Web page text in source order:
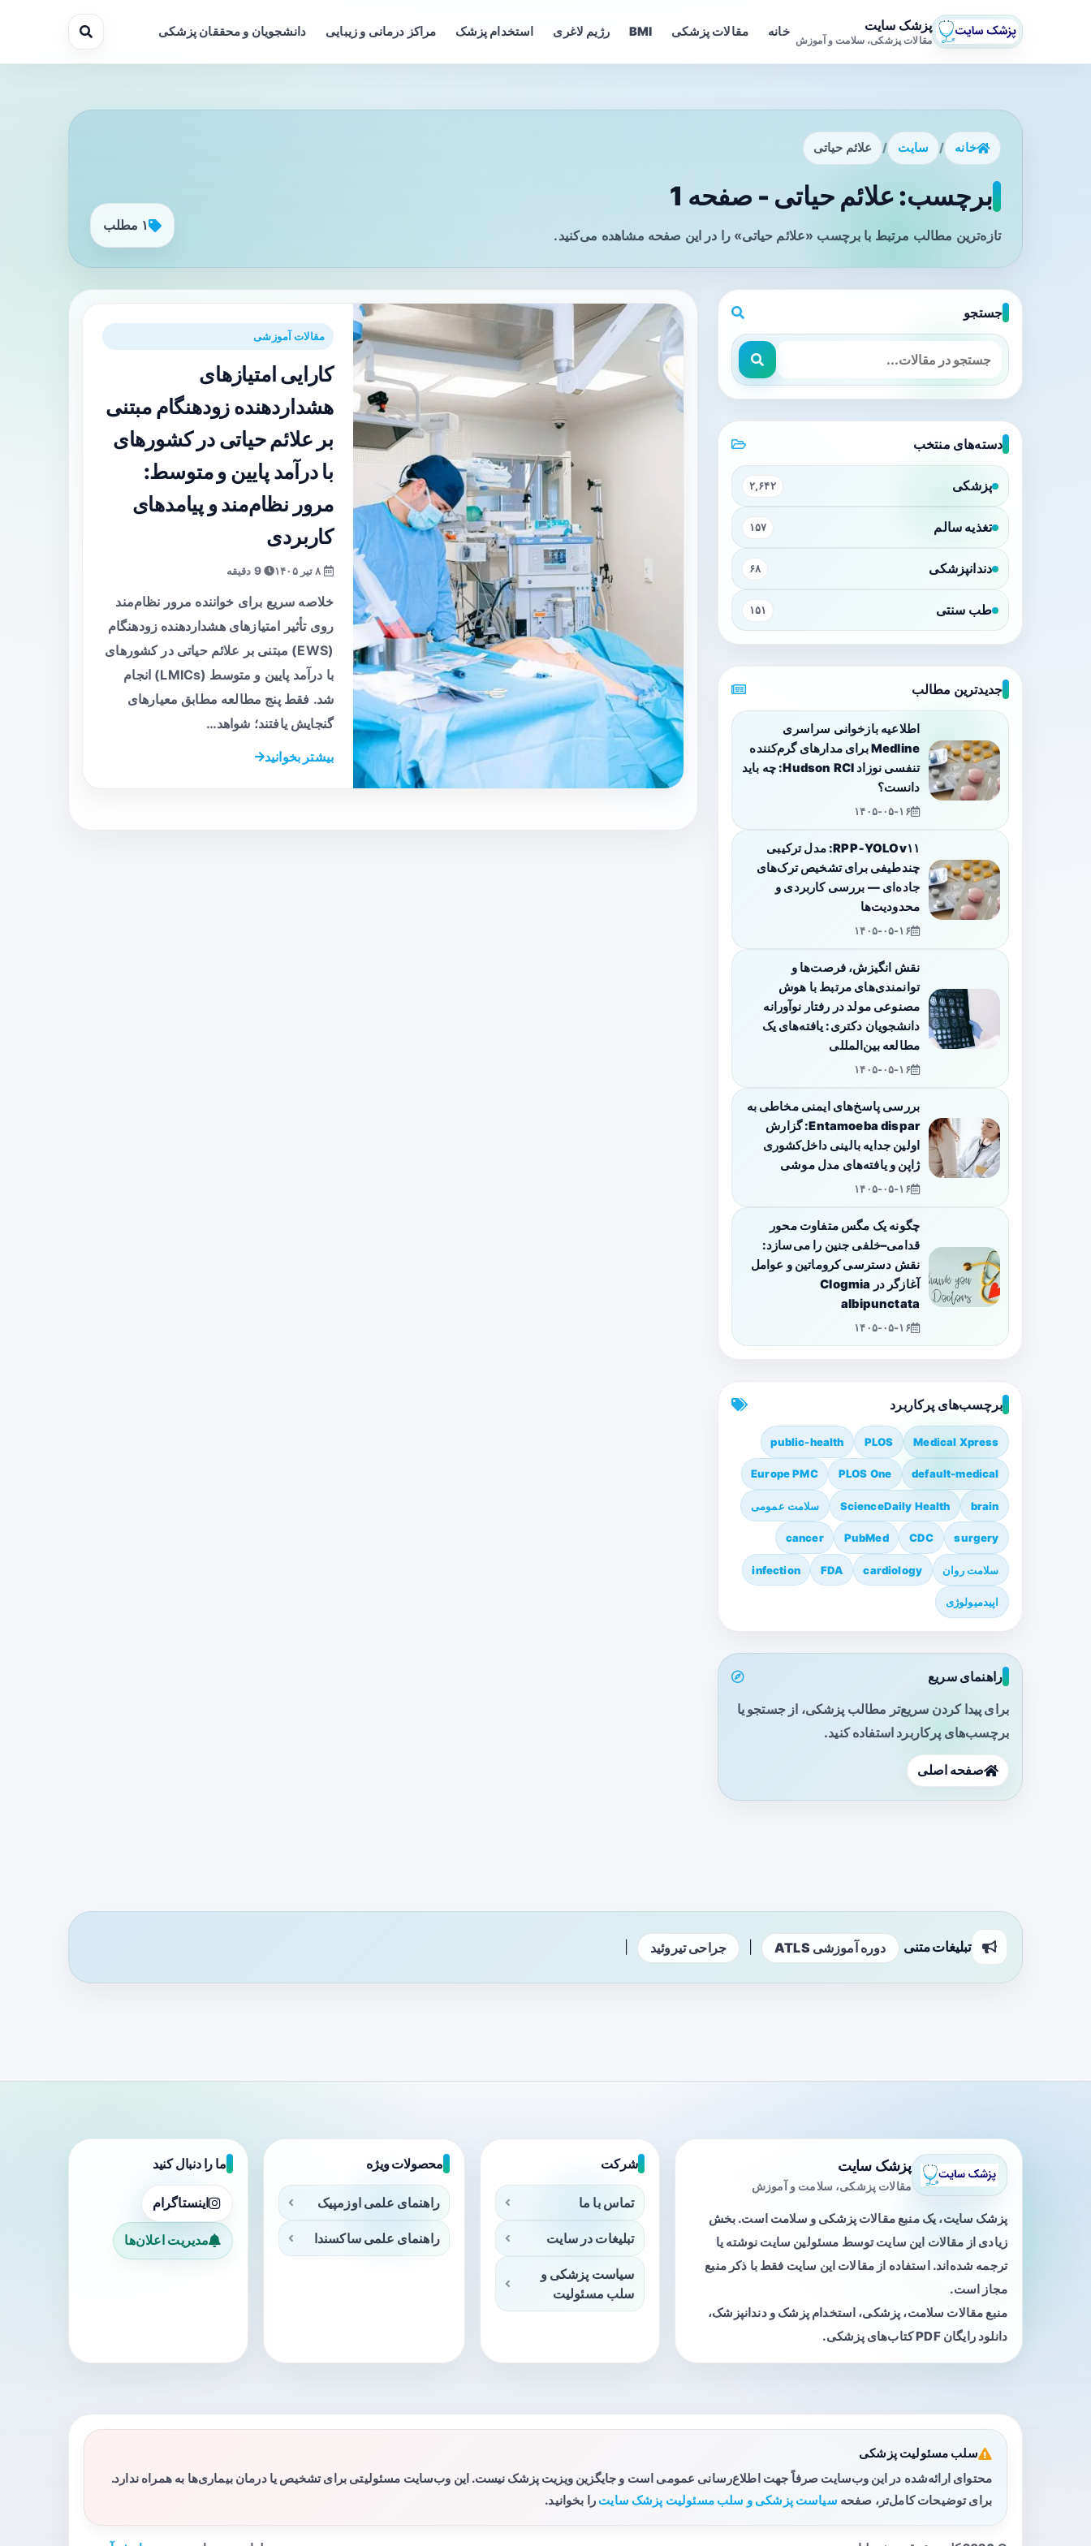
پزشک سایت
مقالات پزشکی، سلامت و آموزش
خانه مقالات پزشکی BMI رژیم لاغری استخدام پزشک مراکز درمانی و زیبایی دانشجویان و محققان پزشکی
خانه / سایت / علائم حیاتی
برچسب: علائم حیاتی - صفحه 1
تازه‌ترین مطالب مرتبط با برچسب «علائم حیاتی» را در این صفحه مشاهده می‌کنید.
۱ مطلب
مقالات آموزشی
کارایی امتیازهای
هشداردهنده زودهنگام مبتنی
بر علائم حیاتی در کشورهای
با درآمد پایین و متوسط:
مرور نظام‌مند و پیامدهای
کاربردی
9 دقیقه
خلاصه سریع برای خواننده مرور نظام‌مند
روی تأثیر امتیازهای هشداردهنده زودهنگام
(EWS) مبتنی بر علائم حیاتی در کشورهای
با درآمد پایین و متوسط (LMICs) انجام
شد. فقط پنج مطالعه مطابق معیارهای
گنجایش یافتند؛ شواهد…
بیشتر بخوانید
جستجو
دسته‌های منتخب
پزشکی ۲,۶۴۲
تغذیه سالم ۱۵۷
دندانپزشکی ۶۸
طب سنتی ۱۵۱
جدیدترین مطالب
اطلاعیه بازخوانی سراسری
Medline برای مدارهای گرم‌کننده
تنفسی نوزاد Hudson RCI: چه باید
دانست؟
۱۴۰۵-۰۵-۱۶
RPP‑YOLOv۱۱: مدل ترکیبی
چندطیفی برای تشخیص ترک‌های
جاده‌ای — بررسی کاربردی و
محدودیت‌ها
۱۴۰۵-۰۵-۱۶
نقش انگیزش، فرصت‌ها و
توانمندی‌های مرتبط با هوش
مصنوعی مولد در رفتار نوآورانه
دانشجویان دکتری: یافته‌های یک
مطالعه بین‌المللی
۱۴۰۵-۰۵-۱۶
بررسی پاسخ‌های ایمنی مخاطی به
Entamoeba dispar: گزارش
اولین جدایه بالینی داخل‌کشوری
ژاپن و یافته‌های مدل موشی
۱۴۰۵-۰۵-۱۶
چگونه یک مگس متفاوت محور
قدامی–خلفی جنین را می‌سازد:
نقش دسترسی کروماتین و عوامل
آغازگر در Clogmia
albipunctata
۱۴۰۵-۰۵-۱۶
برچسب‌های پرکاربرد
Medical Xpress
PLOS
public-health
default-medical
PLOS One
Europe PMC
brain
ScienceDaily Health سلامت عمومی
surgery
CDC
PubMed
cancer
سلامت روان cardiology
FDA
infection
اپیدمیولوژی
راهنمای سریع
برای پیدا کردن سریع‌تر مطالب پزشکی، از جستجو یا
برچسب‌های پرکاربرد استفاده کنید.
صفحه اصلی
تبلیغات متنی دوره آموزشی ATLS جراحی تیروئید
پزشک سایت
مقالات پزشکی، سلامت و آموزش
پزشک سایت، یک منبع مقالات پزشکی و سلامت است. بخش
زیادی از مقالات این سایت توسط مسئولین سایت نوشته یا
ترجمه شده‌اند. استفاده از مقالات این سایت فقط با ذکر منبع
مجاز است.
منبع مقالات سلامت، پزشکی، استخدام پزشک و دندانپزشک،
دانلود رایگان PDF کتاب‌های پزشکی.
شرکت
تماس با ما
تبلیغات در سایت
سیاست پزشکی و
سلب مسئولیت
محصولات ویژه
راهنمای علمی اوزمپیک
راهنمای علمی ساکسندا
ما را دنبال کنید
اینستاگرام
مدیریت اعلان‌ها
سلب مسئولیت پزشکی
محتوای ارائه‌شده در این وب‌سایت صرفاً جهت اطلاع‌رسانی عمومی است و جایگزین ویزیت پزشک نیست. این وب‌سایت مسئولیتی برای تشخیص یا درمان بیماری‌ها به همراه ندارد.
برای توضیحات کامل‌تر، صفحه سیاست پزشکی و سلب مسئولیت پزشک سایت را بخوانید.